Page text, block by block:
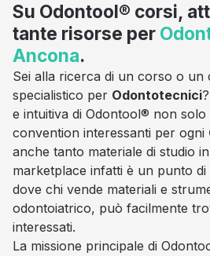
Su Odontool® corsi,
tante risorse per
Ancona.
Sei alla ricerca di un corso o un
specialistico per Odontotecnici
e intuitiva di Odontool® non
convention interessanti per ogni
anche tanto materiale di studio
marketplace infatti è un punto
dove chi vende materiali e
odontoiatrico, può facilmente
interessati.
La missione principale di